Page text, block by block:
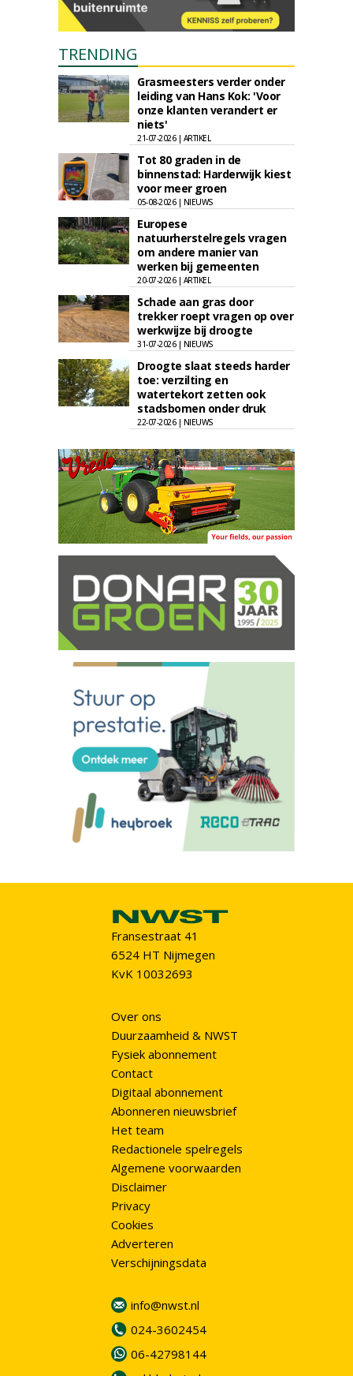
TRENDING
Grasmeesters verder onder
leiding van Hans Kok: 'Voor
onze klanten verandert er
niets'
21-07-2026 | ARTIKEL
Tot 80 graden in de
binnenstad: Harderwijk kiest
voor meer groen
05-08-2026 | NIEUWS
Europese
natuurherstelregels vragen
om andere manier van
werken bij gemeenten
20-07-2026 | ARTIKEL
Schade aan gras door
trekker roept vragen op over
werkwijze bij droogte
31-07-2026 | NIEUWS
Droogte slaat steeds harder
toe: verzilting en
watertekort zetten ook
stadsbomen onder druk
22-07-2026 | NIEUWS
Fransestraat 41
6524 HT Nijmegen
KvK 10032693
Over ons
Duurzaamheid & NWST
Fysiek abonnement
Contact
Digitaal abonnement
Abonneren nieuwsbrief
Het team
Redactionele spelregels
Algemene voorwaarden
Disclaimer
Privacy
Cookies
Adverteren
Verschijningsdata
info@nwst.nl
024-3602454
06-42798144